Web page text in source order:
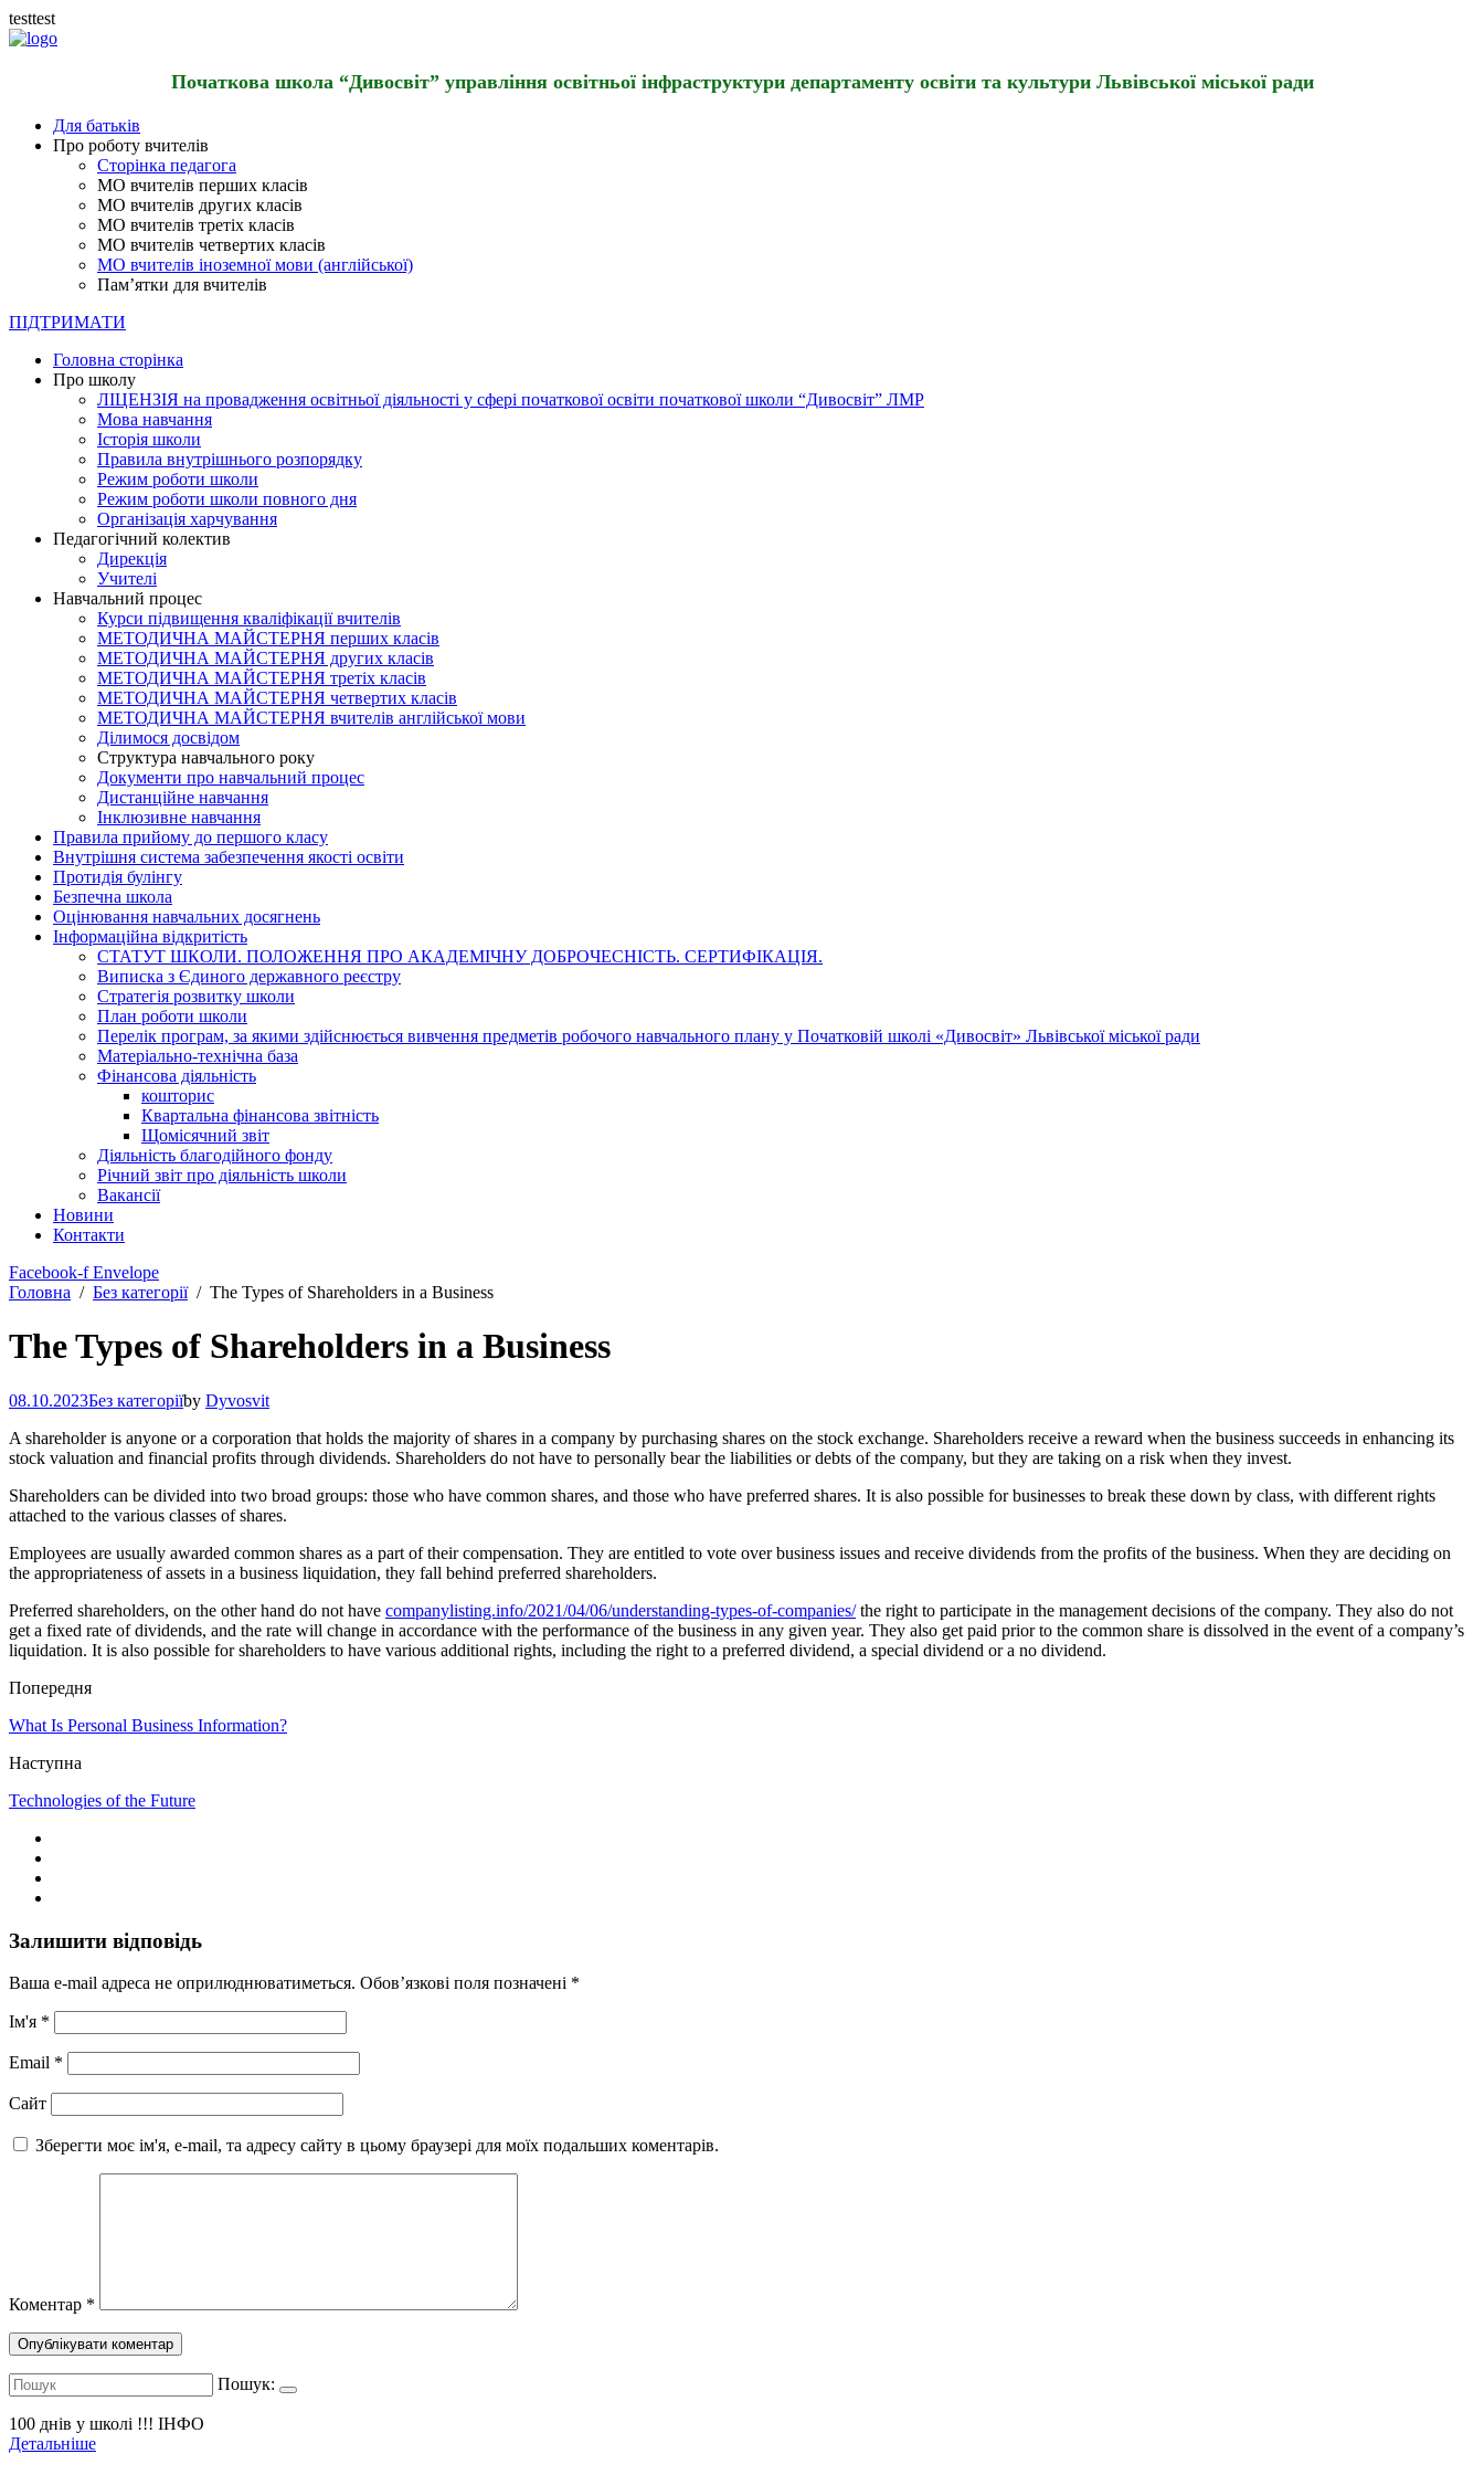
testtest
Початкова школа “Дивосвіт” управління освітньої інфраструктури департаменту освіти та культури Львівської міської ради
Для батьків
Про роботу вчителів
Сторінка педагога
МО вчителів перших класів
МО вчителів других класів
МО вчителів третіх класів
МО вчителів четвертих класів
МО вчителів іноземної мови (англійської)
Пам’ятки для вчителів
ПІДТРИМАТИ
Головна сторінка
Про школу
ЛІЦЕНЗІЯ на провадження освітньої діяльності у сфері початкової освіти початкової школи “Дивосвіт” ЛМР
Мова навчання
Історія школи
Правила внутрішнього розпорядку
Режим роботи школи
Режим роботи школи повного дня
Організація харчування
Педагогічний колектив
Дирекція
Учителі
Навчальний процес
Курси підвищення кваліфікації вчителів
МЕТОДИЧНА МАЙСТЕРНЯ перших класів
МЕТОДИЧНА МАЙСТЕРНЯ других класів
МЕТОДИЧНА МАЙСТЕРНЯ третіх класів
МЕТОДИЧНА МАЙСТЕРНЯ четвертих класів
МЕТОДИЧНА МАЙСТЕРНЯ вчителів англійської мови
Ділимося досвідом
Структура навчального року
Документи про навчальний процес
Дистанційне навчання
Інклюзивне навчання
Правила прийому до першого класу
Внутрішня система забезпечення якості освіти
Протидія булінгу
Безпечна школа
Оцінювання навчальних досягнень
Інформаційна відкритість
СТАТУТ ШКОЛИ. ПОЛОЖЕННЯ ПРО АКАДЕМІЧНУ ДОБРОЧЕСНІСТЬ. СЕРТИФІКАЦІЯ.
Виписка з Єдиного державного реєстру
Стратегія розвитку школи
План роботи школи
Перелік програм, за якими здійснюється вивчення предметів робочого навчального плану у Початковій школі «Дивосвіт» Львівської міської ради
Матеріально-технічна база
Фінансова діяльність
кошторис
Квартальна фінансова звітність
Щомісячний звіт
Діяльність благодійного фонду
Річний звіт про діяльність школи
Вакансії
Новини
Контакти
Facebook-f Envelope
Головна
Без категорії The Types of Shareholders in a Business
The Types of Shareholders in a Business
08.10.2023Без категоріїby Dyvosvit
A shareholder is anyone or a corporation that holds the majority of shares in a company by purchasing shares on the stock exchange. Shareholders receive a reward when the business succeeds in enhancing its
stock valuation and financial profits through dividends. Shareholders do not have to personally bear the liabilities or debts of the company, but they are taking on a risk when they invest.
Shareholders can be divided into two broad groups: those who have common shares, and those who have preferred shares. It is also possible for businesses to break these down by class, with different rights
attached to the various classes of shares.
Employees are usually awarded common shares as a part of their compensation. They are entitled to vote over business issues and receive dividends from the profits of the business. When they are deciding on
the appropriateness of assets in a business liquidation, they fall behind preferred shareholders.
Preferred shareholders, on the other hand do not have companylisting.info/2021/04/06/understanding-types-of-companies/the right to participate in the management decisions of the company. They also do not
get a fixed rate of dividends, and the rate will change in accordance with the performance of the business in any given year. They also get paid prior to the common share is dissolved in the event of a company’s
liquidation. It is also possible for shareholders to have various additional rights, including the right to a preferred dividend, a special dividend or a no dividend.
Попередня
What Is Personal Business Information?
Наступна
Technologies of the Future
Залишити відповідь
Ваша e-mail адреса не оприлюднюватиметься. Обов’язкові поля позначені *
Ім'я *
Email *
Сайт
Зберегти моє ім'я, e-mail, та адресу сайту в цьому браузері для моїх подальших коментарів.
Коментар *
Пошук:
100 днів у школі !!! ІНФО
Детальніше